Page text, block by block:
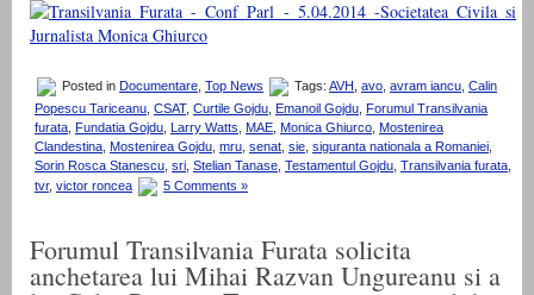
Posted in Documentare Top News Tags: AVH avo avram iancu Calin
Popescu Tariceanu CSAT, Curtile Gojdu Emanoil Gojdu
Forumul Transilvania
furata
Fundatia Gojdu Larry Watts MAE Monica Ghiurco Mostenirea
Clandestina Mostenirea Gojdu mru senat sie siguranta nationala a Romaniei
Sorin Rosca Stanescu sri Stelian Tanase Testamentul Gojdu Transilvania furata
tvr, victor roncea 5 Comments »
Forumul Transilvania Furata solicita
anchetarea lui Mihai Razvan Ungureanu si a